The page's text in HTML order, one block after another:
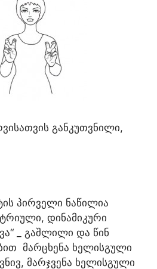
განკუთვნილი,
პირველი ნაწილია
დინამიკური
_ გაშლილი და წინ
მარცხენა ხელისგული
მარჯვენა ხელისგული